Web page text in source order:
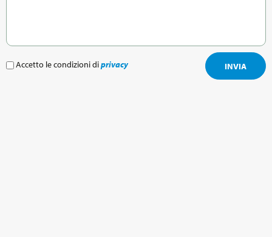
Accetto le condizioni diprivacy INVIA